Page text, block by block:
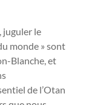
juguler le
monde » sont
Blanche, et
de l’Otan